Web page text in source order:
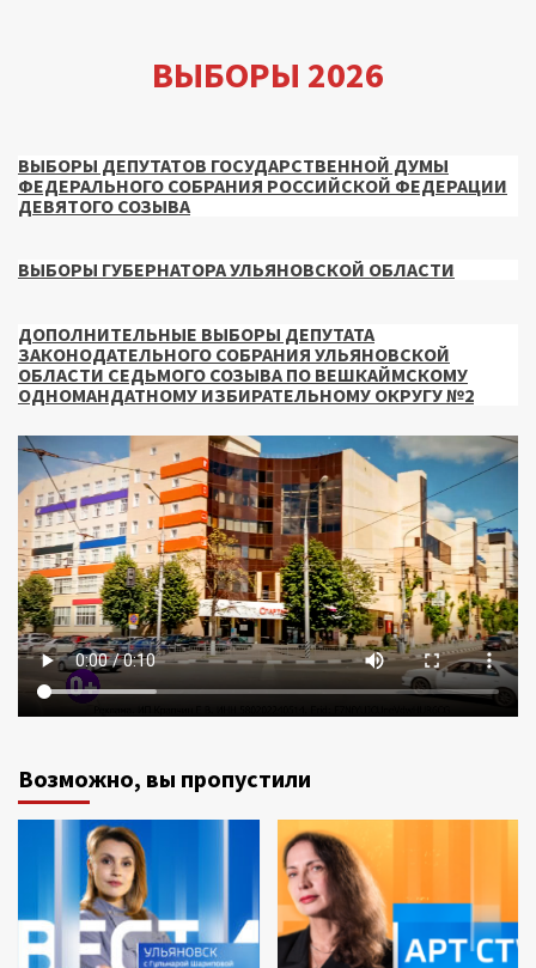
ВЫБОРЫ 2026
ВЫБОРЫ ДЕПУТАТОВ ГОСУДАРСТВЕННОЙ ДУМЫ
ФЕДЕРАЛЬНОГО СОБРАНИЯ РОССИЙСКОЙ ФЕДЕРАЦИИ
ДЕВЯТОГО СОЗЫВА
ВЫБОРЫ ГУБЕРНАТОРА УЛЬЯНОВСКОЙ ОБЛАСТИ
ДОПОЛНИТЕЛЬНЫЕ ВЫБОРЫ ДЕПУТАТА
ЗАКОНОДАТЕЛЬНОГО СОБРАНИЯ УЛЬЯНОВСКОЙ
ОБЛАСТИ СЕДЬМОГО СОЗЫВА ПО ВЕШКАЙМСКОМУ
ОДНОМАНДАТНОМУ ИЗБИРАТЕЛЬНОМУ ОКРУГУ №2
Возможно, вы пропустили